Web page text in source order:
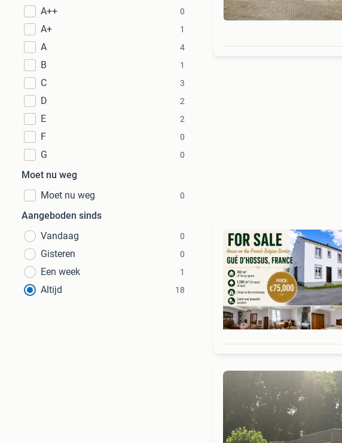
A++ 0
A+ 1
A 4
B 1
C 3
D 2
E 2
F 0
G 0
Moet nu weg
Moet nu weg
0
Aangeboden sinds
Vandaag
0
Gisteren 0
Een week 1
Altijd 18